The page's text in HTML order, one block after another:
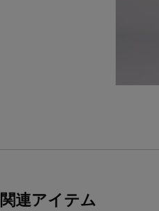
関連アイテム